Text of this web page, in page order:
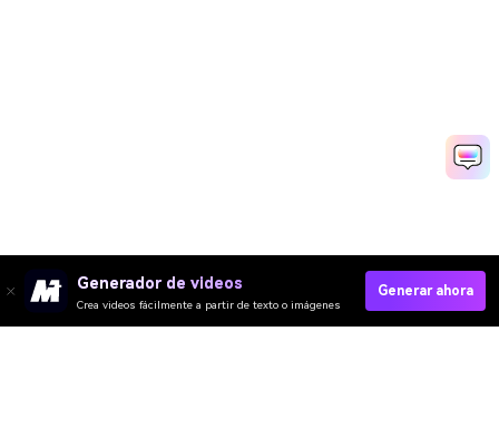
Generador de videos
Crea videos fácilmente a partir de texto o imágenes
Generar ahora